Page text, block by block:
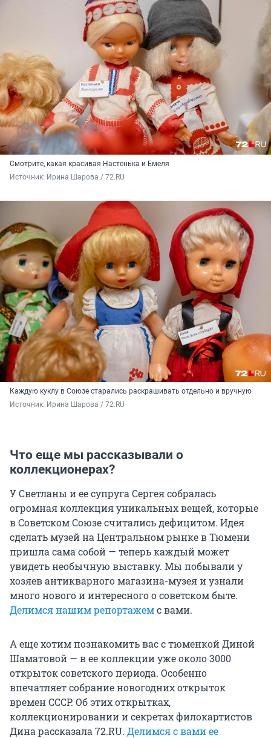
Смотрите, какая красивая Настенька и Емеля
Источник: Ирина Шарова / 72.RU
Каждую куклу в Союзе старались раскрашивать отдельно и вручную
Источник: Ирина Шарова / 72.RU
Что еще мы рассказывали о
коллекционерах?
У Светланы и ее супруга Сергея собралась
огромная коллекция уникальных вещей, которые
в Советском Союзе считались дефицитом. Идея
сделать музей на Центральном рынке в Тюмени
пришла сама собой — теперь каждый может
увидеть необычную выставку. Мы побывали у
хозяев антикварного магазина-музея и узнали
много нового и интересного о советском быте.
Делимся нашим репортажемс вами.
А еще хотим познакомить вас с тюменкой Диной
Шаматовой — в ее коллекции уже около 3000
открыток советского периода. Особенно
впечатляет собрание новогодних открыток
времен СССР. Об этих открытках,
коллекционировании и секретах филокартистов
Дина рассказала 72.RU. Делимся с вами ее